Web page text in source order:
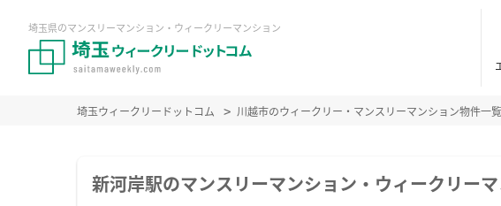
埼玉県のマンスリーマンション・ウィークリーマンション
埼玉ウィークリードットコム 川越市のウィークリー・マンスリーマンション物件一覧
新河岸駅のマンスリーマンション・ウィークリー